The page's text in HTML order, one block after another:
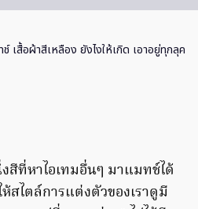
เสื้อผ้าสีเหลือง ยังไงให้เกิด เอาอยู่ทุกลุค
สีที่หาไอเทมอื่นๆ มาแมทช์ได้
สไตล์การแต่งตัวของเราดูมี